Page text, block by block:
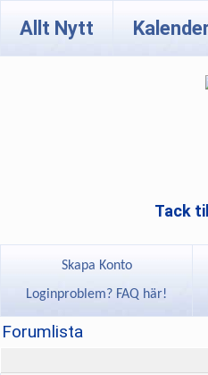
Allt Nytt
Tack
Skapa Konto
Loginproblem? FAQ här!
Forumlista